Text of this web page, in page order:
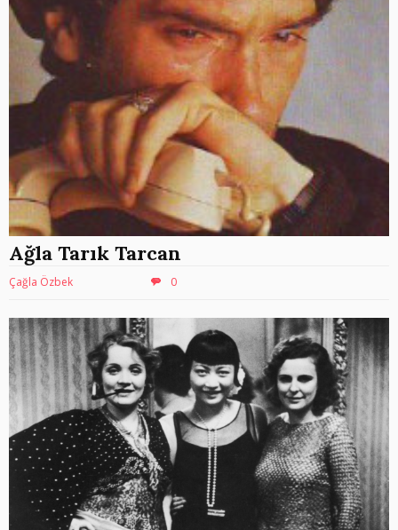
Ağla Tarık Tarcan
Çağla Özbek 0